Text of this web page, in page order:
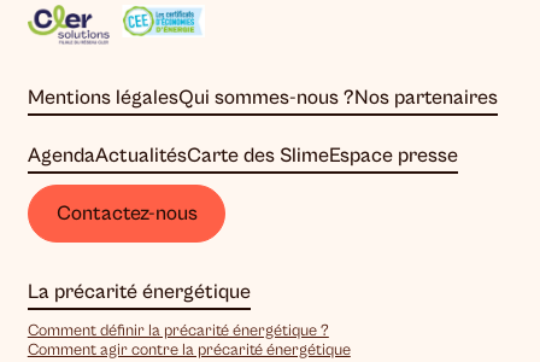
Mentions légalesQui sommes-nous ?Nos partenaires
AgendaActualitésCarte des SlimeEspace presse
Contactez-nous
La précarité énergétique
Comment définir la précarité énergétique ?
Comment agir contre la précarité énergétique